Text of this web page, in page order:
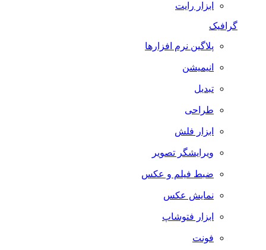
ابزار رایت
گرافیک
پلاگین نرم افزارها
انیمیشن
تبدیل
طراحی
ابزار فلش
ویرایشگر تصویر
ضبط فيلم و عكس
نمایش عکس
ابزار فتوشاپ
فونت